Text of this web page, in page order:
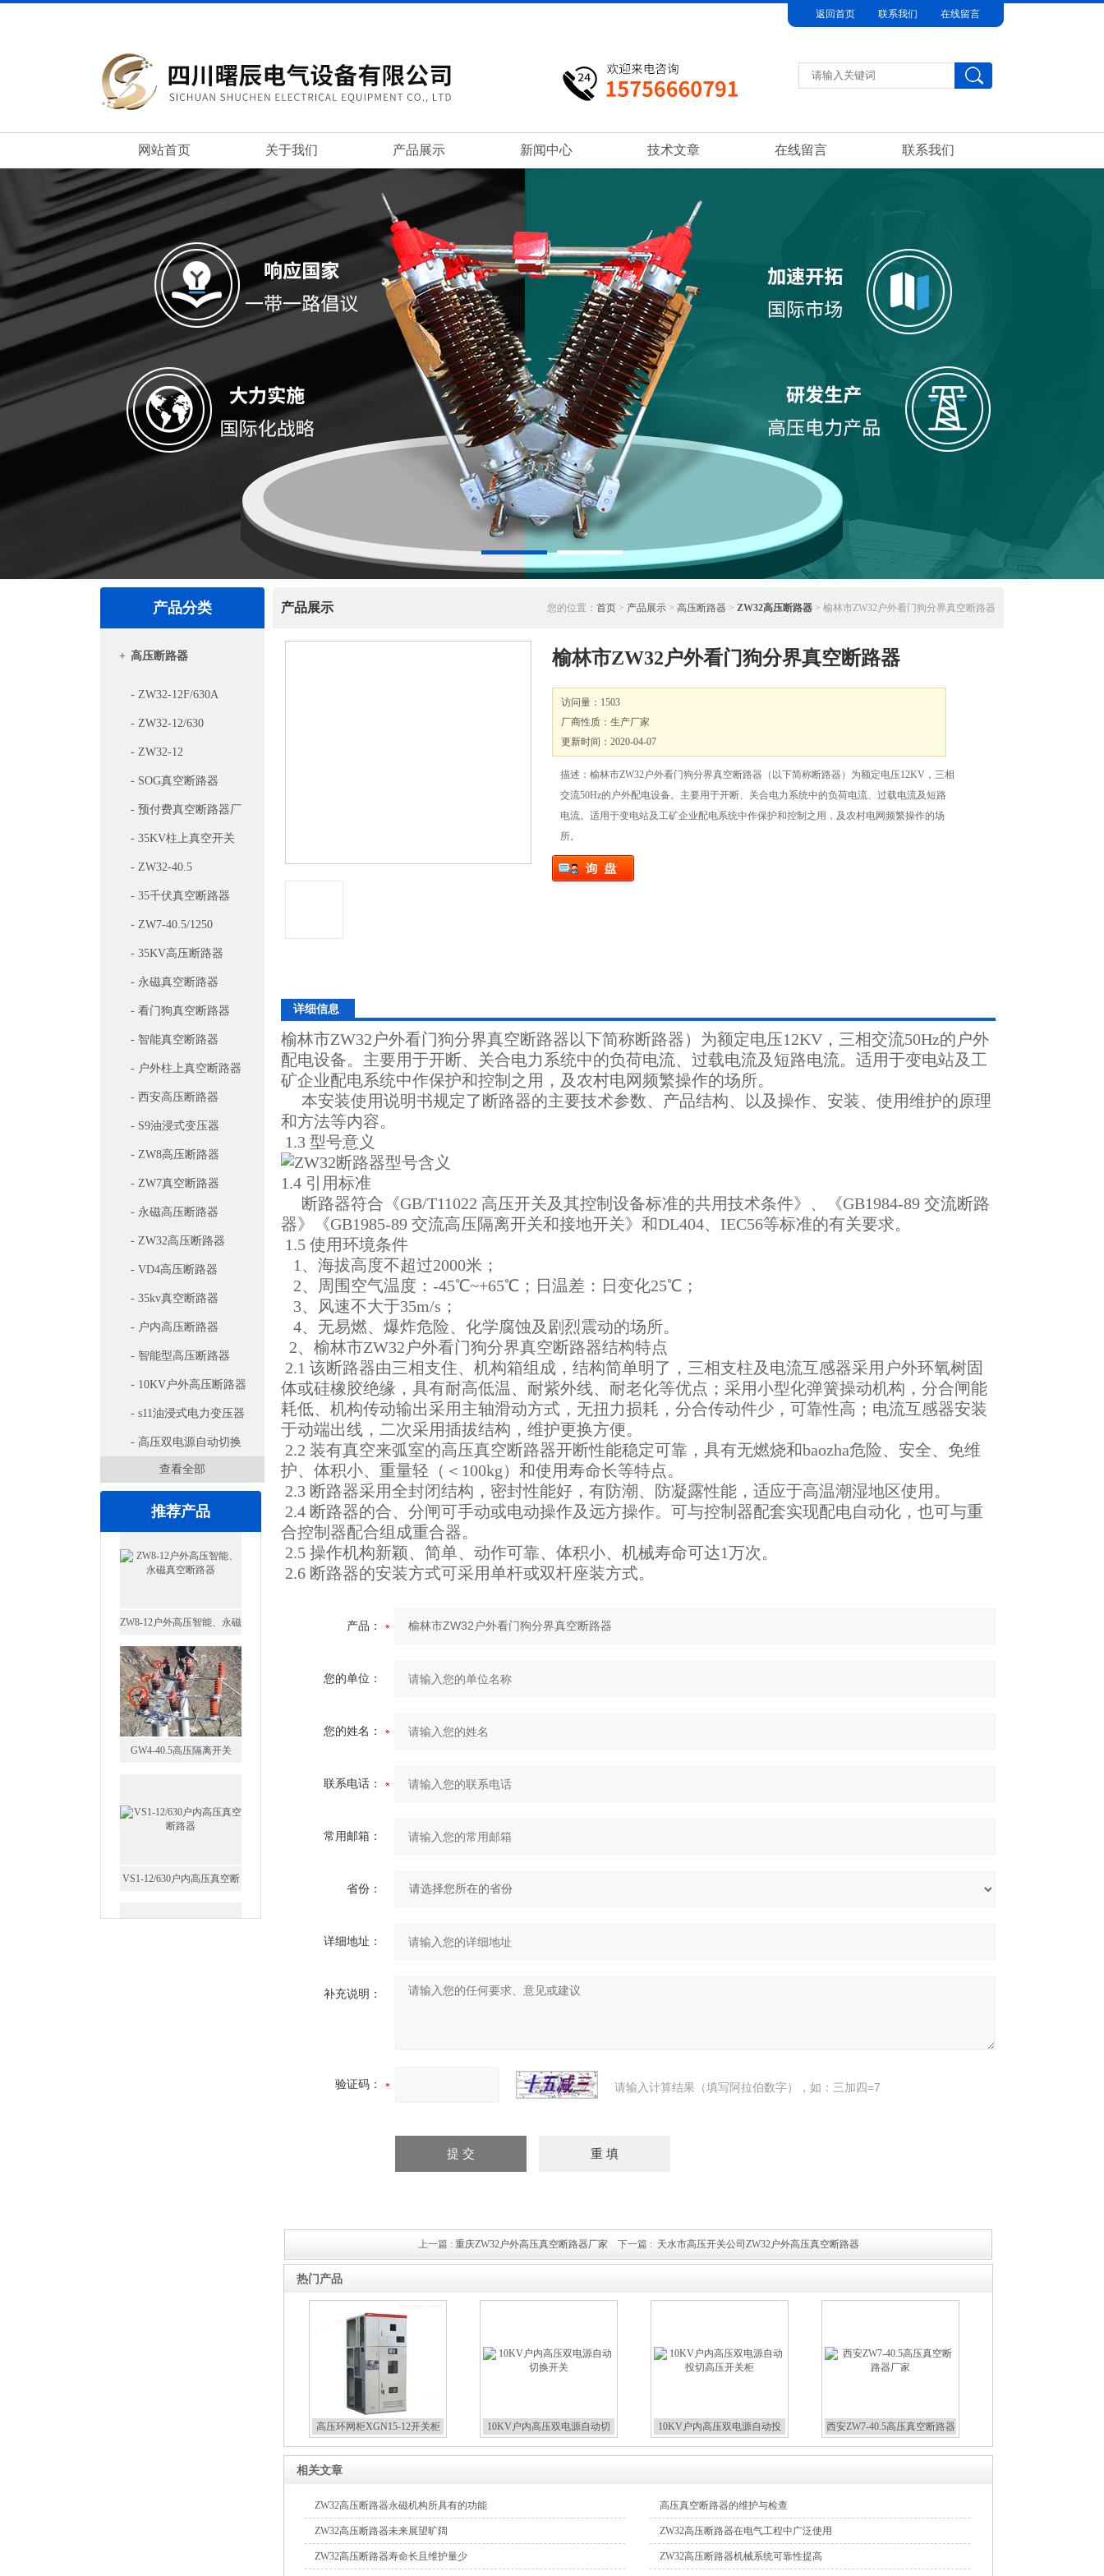
返回首页 联系我们 在线留言
网站首页 关于我们 产品展示 新闻中心 技术文章 在线留言 联系我们
产品分类
+ 高压断路器
- ZW32-12F/630A
- ZW32-12/630
- ZW32-12
- SOG真空断路器
- 预付费真空断路器厂
- 35KV柱上真空开关
- ZW32-40.5
- 35千伏真空断路器
- ZW7-40.5/1250
- 35KV高压断路器
- 永磁真空断路器
- 看门狗真空断路器
- 智能真空断路器
- 户外柱上真空断路器
- 西安高压断路器
- S9油浸式变压器
- ZW8高压断路器
- ZW7真空断路器
- 永磁高压断路器
- ZW32高压断路器
- VD4高压断路器
- 35kv真空断路器
- 户内高压断路器
- 智能型高压断路器
- 10KV户外高压断路器
- s11油浸式电力变压器
- 高压双电源自动切换
查看全部
推荐产品
GW4-40.5高压隔离开关
产品展示 您的位置： 首页 > 产品展示 > 高压断路器 > ZW32高压断路器 > 榆林市ZW32户外看门狗分界真空断路器
榆林市ZW32户外看门狗分界真空断路器
访问量：1503
厂商性质：生产厂家
更新时间：2020-04-07
描述：榆林市ZW32户外看门狗分界真空断路器（以下简称断路器）为额定电压12KV，三相
交流50Hz的户外配电设备。主要用于开断、关合电力系统中的负荷电流、过载电流及短路
电流。适用于变电站及工矿企业配电系统中作保护和控制之用，及农村电网频繁操作的场
所。
详细信息
榆林市ZW32户外看门狗分界真空断路器以下简称断路器）为额定电压12KV，三相交流50Hz的户外
配电设备。主要用于开断、关合电力系统中的负荷电流、过载电流及短路电流。适用于变电站及工
矿企业配电系统中作保护和控制之用，及农村电网频繁操作的场所。
本安装使用说明书规定了断路器的主要技术参数、产品结构、以及操作、安装、使用维护的原理
和方法等内容。
1.3 型号意义
1.4 引用标准
断路器符合《GB/T11022 高压开关及其控制设备标准的共用技术条件》、《GB1984-89 交流断路
器》《GB1985-89 交流高压隔离开关和接地开关》和DL404、IEC56等标准的有关要求。
1.5 使用环境条件
1、海拔高度不超过2000米；
2、周围空气温度：-45℃~+65℃；日温差：日变化25℃；
3、风速不大于35m/s；
4、无易燃、爆炸危险、化学腐蚀及剧烈震动的场所。
2、榆林市ZW32户外看门狗分界真空断路器结构特点
2.1 该断路器由三相支住、机构箱组成，结构简单明了，三相支柱及电流互感器采用户外环氧树固
体或硅橡胶绝缘，具有耐高低温、耐紫外线、耐老化等优点；采用小型化弹簧操动机构，分合闸能
耗低、机构传动输出采用主轴滑动方式，无扭力损耗，分合传动件少，可靠性高；电流互感器安装
于动端出线，二次采用插拔结构，维护更换方便。
2.2 装有真空来弧室的高压真空断路器开断性能稳定可靠，具有无燃烧和baozha危险、安全、免维
护、体积小、重量轻（＜100kg）和使用寿命长等特点。
2.3 断路器采用全封闭结构，密封性能好，有防潮、防凝露性能，适应于高温潮湿地区使用。
2.4 断路器的合、分闸可手动或电动操作及远方操作。可与控制器配套实现配电自动化，也可与重
合控制器配合组成重合器。
2.5 操作机构新颖、简单、动作可靠、体积小、机械寿命可达1万次。
2.6 断路器的安装方式可采用单杆或双杆座装方式。
产品：
您的单位：
您的姓名：
联系电话：
常用邮箱：
省份：
详细地址：
补充说明：
验证码： 请输入计算结果（填写阿拉伯数字），如：三加四=7
上一篇 : 重庆ZW32户外高压真空断路器厂家 下一篇 : 天水市高压开关公司ZW32户外高压真空断路器
热门产品
高压环网柜XGN15-12开关柜
10KV户内高压双电源自动切
10KV户内高压双电源自动投
西安ZW7-40.5高压真空断路器
相关文章
ZW32高压断路器永磁机构所具有的功能 高压真空断路器的维护与检查
ZW32高压断路器未来展望旷阔 ZW32高压断路器在电气工程中广泛使用
ZW32高压断路器寿命长且维护量少 ZW32高压断路器机械系统可靠性提高